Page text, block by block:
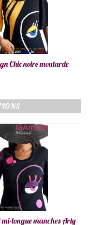
Chic noire moutarde
mi-longue manches Arty